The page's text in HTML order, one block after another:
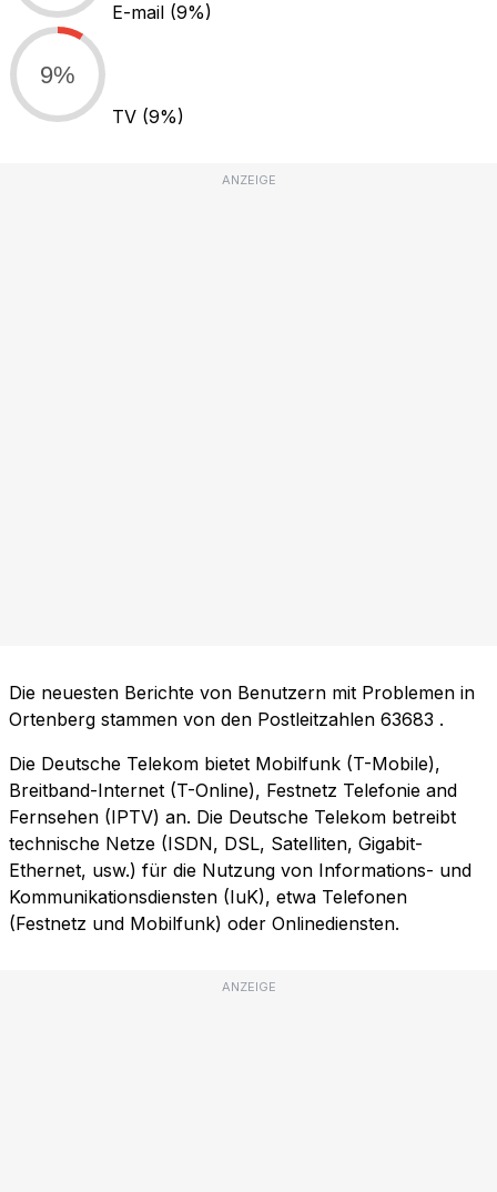
E-mail (9%)
9%
TV (9%)
ANZEIGE
Die neuesten Berichte von Benutzern mit Problemen in
Ortenberg stammen von den Postleitzahlen 63683 .
Die Deutsche Telekom bietet Mobilfunk (T-Mobile),
Breitband-Internet (T-Online), Festnetz Telefonie and
Fernsehen (IPTV) an. Die Deutsche Telekom betreibt
technische Netze (ISDN, DSL, Satelliten, Gigabit-
Ethernet, usw.) für die Nutzung von Informations- und
Kommunikationsdiensten (IuK), etwa Telefonen
(Festnetz und Mobilfunk) oder Onlinediensten.
ANZEIGE